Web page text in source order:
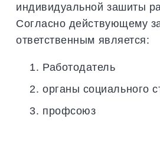
индивидуальной зашиты
Согласно действующему
ответственным является:
Работодатель
органы социального
профсоюз